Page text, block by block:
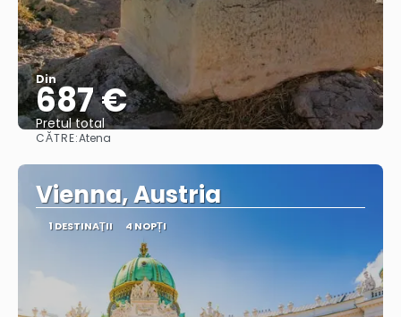
Din
687 €
Pretul total
CĂTRE:Atena
Vienna, Austria
1 DESTINAŢII 4 NOPȚI